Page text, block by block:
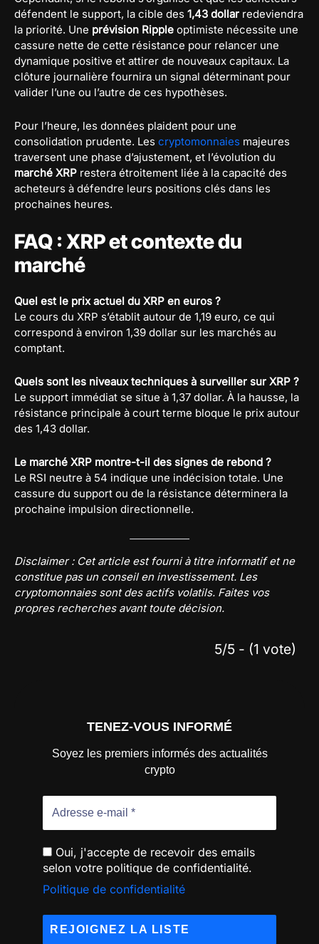
défendent le support, la cible des 1,43 dollar redeviendra
la priorité. Une prévision Ripple optimiste nécessite une
cassure nette de cette résistance pour relancer une
dynamique positive et attirer de nouveaux capitaux. La
clôture journalière fournira un signal déterminant pour
valider l’une ou l’autre de ces hypothèses.
Pour l’heure, les données plaident pour une
consolidation prudente. Les cryptomonnaies majeures
traversent une phase d’ajustement, et l’évolution du
marché XRP restera étroitement liée à la capacité des
acheteurs à défendre leurs positions clés dans les
prochaines heures.
FAQ : XRP et contexte du
marché
Quel est le prix actuel du XRP en euros ?
Le cours du XRP s’établit autour de 1,19 euro, ce qui
correspond à environ 1,39 dollar sur les marchés au
comptant.
Quels sont les niveaux techniques à surveiller sur XRP ?
Le support immédiat se situe à 1,37 dollar. À la hausse, la
résistance principale à court terme bloque le prix autour
des 1,43 dollar.
Le marché XRP montre-t-il des signes de rebond ?
Le RSI neutre à 54 indique une indécision totale. Une
cassure du support ou de la résistance déterminera la
prochaine impulsion directionnelle.
Disclaimer : Cet article est fourni à titre informatif et ne
constitue pas un conseil en investissement. Les
cryptomonnaies sont des actifs volatils. Faites vos
propres recherches avant toute décision.
5/5 - (1 vote)
TENEZ-VOUS INFORMÉ
Soyez les premiers informés des actualités
crypto
Oui, j'accepte de recevoir des emails
selon votre politique de confidentialité.
Politique de confidentialité